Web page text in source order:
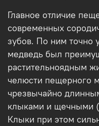
Главное отличие
современных
зубов. По ним точно
медведь был
растительноядным
челюсти пещерного
чрезвычайно
клыками и щечными
Клыки при этом